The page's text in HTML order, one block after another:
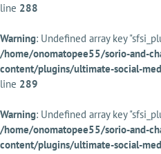
line 288
Warning: Undefined array key
/home/onomatopee55/sorio-and-
content/plugins/ultimate-social-
line 289
Warning: Undefined array key
/home/onomatopee55/sorio-and-
content/plugins/ultimate-social-